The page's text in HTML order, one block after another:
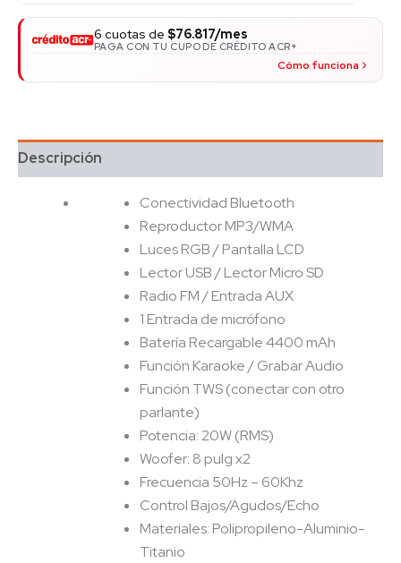
6 cuotas de $76.817/mes
PAGA CON TU CUPO DE CRÉDITO ACR+
Cómo funciona
Descripción
Conectividad Bluetooth
Reproductor MP3/WMA
Luces RGB / Pantalla LCD
Lector USB / Lector Micro SD
Radio FM / Entrada AUX
1 Entrada de micrófono
Batería Recargable 4400 mAh
Función Karaoke / Grabar Audio
Función TWS (conectar con otro
parlante)
Potencia: 20W (RMS)
Woofer: 8 pulg x2
Frecuencia 50Hz – 60Khz
Control Bajos/Agudos/Echo
Materiales: Polipropileno-Aluminio-
Titanio